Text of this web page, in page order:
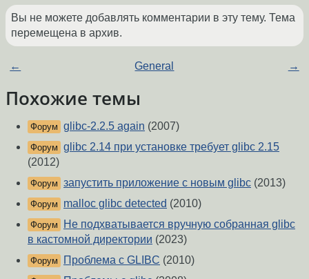
Вы не можете добавлять комментарии в эту тему. Тема
перемещена в архив.
← General →
Похожие темы
Форум glibc-2.2.5 again (2007)
Форум glibc 2.14 при установке требует glibc 2.15
(2012)
Форум запустить приложение с новым glibc (2013)
Форум malloc glibc detected (2010)
Форум
Не подхватывается вручную собранная glibc
в кастомной директории (2023)
Форум Проблема с GLIBC (2010)